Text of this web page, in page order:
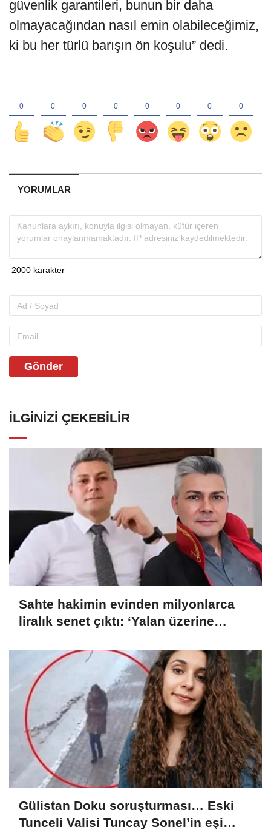
güvenlik garantileri, bunun bir daha
olmayacağından nasıl emin olabileceğimiz,
ki bu her türlü barışın ön koşulu” dedi.
YORUMLAR
Gönder
İLGINIZI ÇEKEBILIR
Sahte hakimin evinden milyonlarca
liralık senet çıktı: ‘Yalan üzerine
Gülistan Doku soruşturması… Eski
Tunceli Valisi Tuncay Sonel’in eşi